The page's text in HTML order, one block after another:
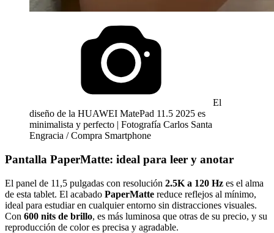
El
diseño de la HUAWEI MatePad 11.5 2025 es
minimalista y perfecto | Fotografía Carlos Santa
Engracia / Compra Smartphone
Pantalla PaperMatte: ideal para leer y anotar
El panel de 11,5 pulgadas con resolución 2.5K a 120 Hz es el alma
de esta tablet. El acabado PaperMatte reduce reflejos al mínimo,
ideal para estudiar en cualquier entorno sin distracciones visuales.
Con 600 nits de brillo, es más luminosa que otras de su precio, y su
reproducción de color es precisa y agradable.